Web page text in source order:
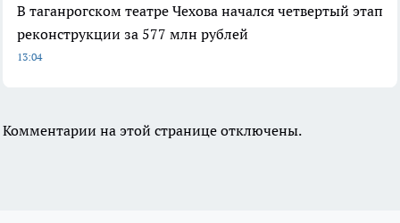
В таганрогском театре Чехова начался четвертый этап
реконструкции за 577 млн рублей
13:04
Комментарии на этой странице отключены.